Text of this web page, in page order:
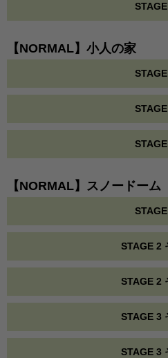
【NORMAL】小人の家
【NORMAL】スノードーム
STAGE 2
STAGE 2
STAGE 3
STAGE 3